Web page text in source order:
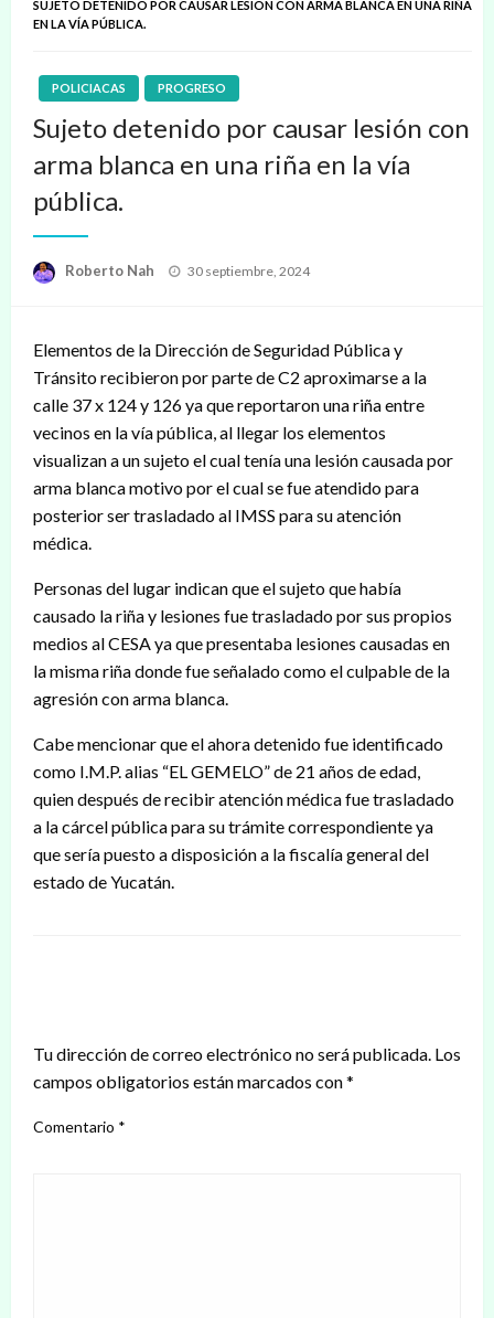
SUJETO DETENIDO POR CAUSAR LESIÓN CON ARMA BLANCA EN UNA RIÑA
EN LA VÍA PÚBLICA.
POLICIACAS PROGRESO
Sujeto detenido por causar lesión con
arma blanca en una riña en la vía
pública.
Roberto Nah
Publicado
30 septiembre, 2024
Elementos de la Dirección de Seguridad Pública y
Tránsito recibieron por parte de C2 aproximarse a la
calle 37 x 124 y 126 ya que reportaron una riña entre
vecinos en la vía pública, al llegar los elementos
visualizan a un sujeto el cual tenía una lesión causada por
arma blanca motivo por el cual se fue atendido para
posterior ser trasladado al IMSS para su atención
médica.
Personas del lugar indican que el sujeto que había
causado la riña y lesiones fue trasladado por sus propios
medios al CESA ya que presentaba lesiones causadas en
la misma riña donde fue señalado como el culpable de la
agresión con arma blanca.
Cabe mencionar que el ahora detenido fue identificado
como I.M.P. alias “EL GEMELO” de 21 años de edad,
quien después de recibir atención médica fue trasladado
a la cárcel pública para su trámite correspondiente ya
que sería puesto a disposición a la fiscalía general del
estado de Yucatán.
Tu dirección de correo electrónico no será publicada. Los
campos obligatorios están marcados con*
Comentario *